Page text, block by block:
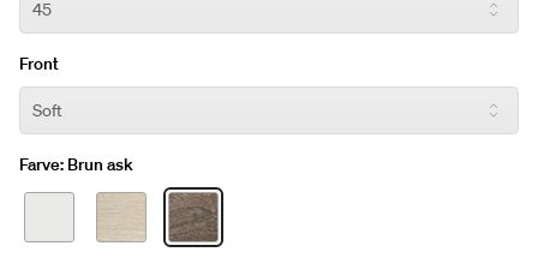
Front
Farve: Brun ask